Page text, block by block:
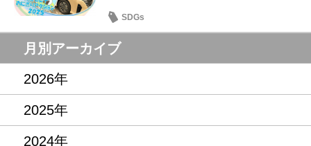
SDGs
月別アーカイブ
2026年
2025年
2024年